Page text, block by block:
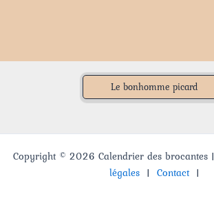
Le bonhomme picard
Copyright © 2026 Calendrier des brocantes |
légales| Contact|